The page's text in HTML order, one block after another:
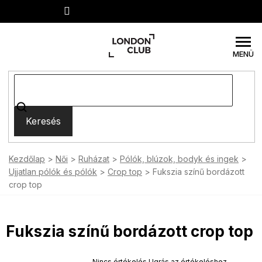
Keresés
Kezdőlap Női Ruházat
Pólók, blúzok, bodyk és ingek
Ujjatlan pólók és pólók
Crop top
Fukszia színű bordázott
crop top
Fukszia színű bordázott crop top